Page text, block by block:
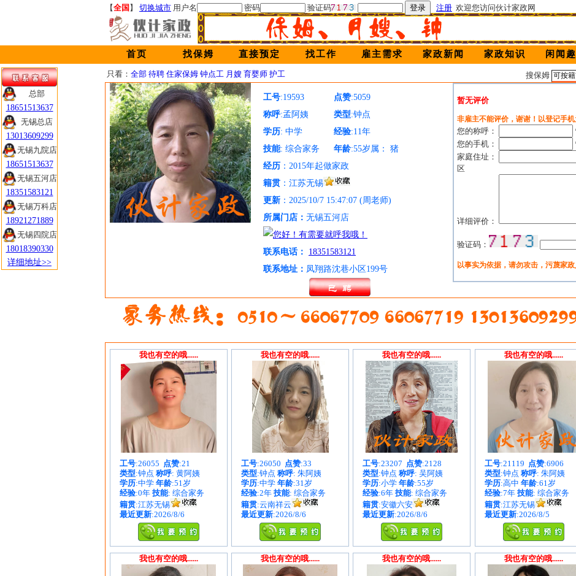
【全国 】 切换城市 用户名 密码 验证码 注册 欢迎您访问伙计家政网
首页 找保姆 直接预定 找工作 雇主需求 家政新闻 家政知识 闲闻
只看： 全部 待聘 住家保姆 钟点工 月嫂 育婴师 护工 搜保姆
工号:19593 点赞:5059
称呼:孟阿姨 类型:钟点
学历: 中学 经验:11年
技能: 综合家务 年龄:55岁属： 猪
经历 ：2015年起做家政
籍贯 ：江苏无锡
更新 ：2025/10/7 15:47:07 (周老师)
所属门店： 无锡五河店
联系电话：
18351583121
联系地址： 凤翔路沈巷小区199号
暂无评价
非雇主不能评价，谢谢！以登记手
您的称呼：
您的手机：
家庭住址：
区
详细评价：
验证码：
以事实为依据，请勿攻击，污蔑家
我也有空的哦......
工号:26055 点赞:21
类型:钟点 称呼: 黄阿姨
学历:中学 年龄:51岁
经验:0年 技能: 综合家务
籍贯:江苏无锡
最近更新:2026/8/6
我也有空的哦......
工号:26050 点赞:33
类型:钟点 称呼: 朱阿姨
学历:中学 年龄:31岁
经验:2年 技能: 综合家务
籍贯:云南祥云
最近更新:2026/8/6
我也有空的哦......
工号:23207 点赞:2128
类型:钟点 称呼: 吴阿姨
学历:小学 年龄:55岁
经验:6年 技能: 综合家务
籍贯:安徽六安
最近更新:2026/8/6
我也有空的哦......
工号:21119 点赞:6906
类型:钟点 称呼: 朱阿姨
学历:高中 年龄:61岁
经验:7年 技能: 综合家务
籍贯:江苏无锡
最近更新:2026/8/5
我也有空的哦...... 我也有空的哦...... 我也有空的哦...... 我也有空的哦......
总部
18651513637
无锡总店
13013609299
无锡九院店
18651513637
无锡五河店
18351583121
无锡万科店
18921271889
无锡四院店
18018390330
详细地址>>
总部
18651513637
无锡总店
13013609299
无锡九院店
18651513637
无锡五河店
18351583121
无锡万科店
18921271889
无锡四院店
18018390330
详细地址>>